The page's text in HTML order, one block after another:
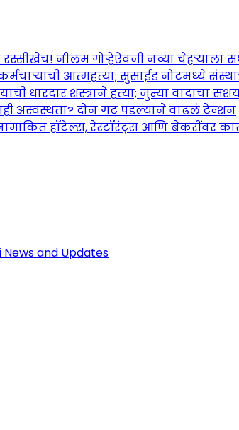
नीलम गोऱ्हेंऐवजी नव्या चेहऱ्याला
आत्महत्या; सुसाईड नोटमध्ये
धारदार शस्त्राने हत्या; जुन्या वादाचा
अस्वस्थता? दोन गट पडल्याने वाढलं टेन्शन
हॉटेल्स, रेस्टॉरंट्स आणि बेकरींवर
the Latest News